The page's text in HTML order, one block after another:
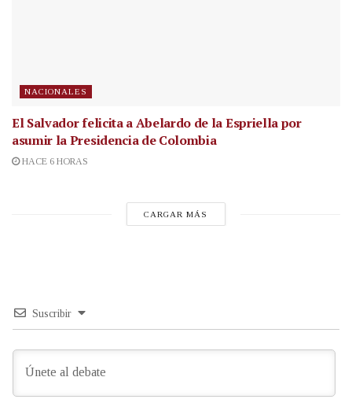
NACIONALES
El Salvador felicita a Abelardo de la Espriella por
asumir la Presidencia de Colombia
HACE 6 HORAS
CARGAR MÁS
Suscribir